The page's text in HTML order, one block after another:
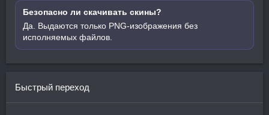
Безопасно ли скачивать скины?
Да. Выдаются только PNG-изображения без
исполняемых файлов.
Быстрый переход